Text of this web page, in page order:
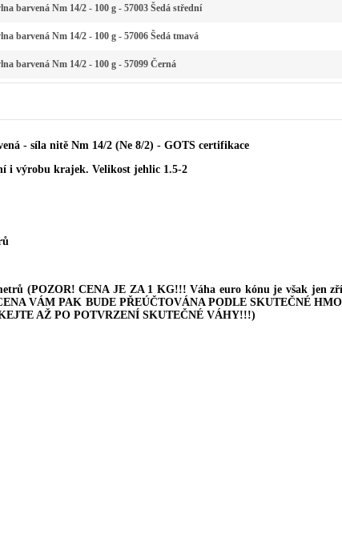
barvená Nm 14/2 - 100 g - 57003 Šedá střední
barvená Nm 14/2 - 100 g - 57006 Šedá tmavá
barvená Nm 14/2 - 100 g - 57099 Černá
- síla nitě Nm 14/2 (Ne 8/2) - GOTS certifikace
i výrobu krajek. Velikost jehlic 1.5-2
(POZOR! CENA JE ZA 1 KG!!! Váha euro kónu je však jen
VÁM PAK BUDE PŘEÚČTOVÁNA PODLE SKUTEČNÉ
AŽ PO POTVRZENÍ SKUTEČNÉ VÁHY!!!)